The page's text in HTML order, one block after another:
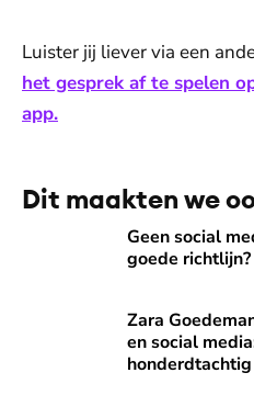
Luister jij liever via een
het gesprek af te spelen
app.
Dit maakten we
Geen social
goede richtlijn?
Geen social media onder de
Zara
en social
Zara Goedemans open